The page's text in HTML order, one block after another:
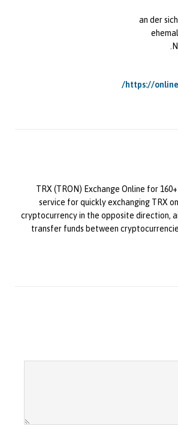
an der
https://
TRX (TRON) Exchange Online for
service for quickly exchanging TRX
cryptocurrency in the opposite direction,
transfer funds between